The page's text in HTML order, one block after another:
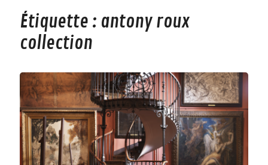
Étiquette : antony roux
collection